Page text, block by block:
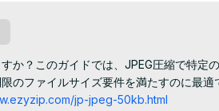
か？このガイドでは、JPEG圧縮で特
のファイルサイズ要件を満たすのに最適
jp-jpeg-50kb.html